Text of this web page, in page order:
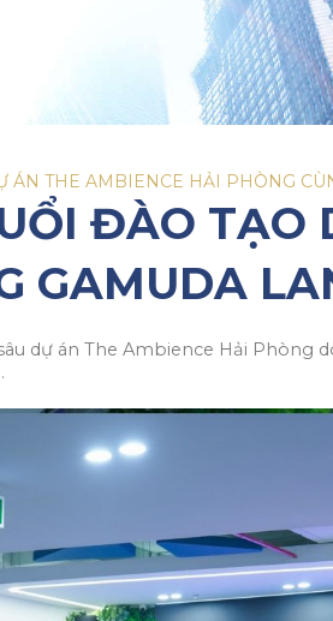
ÁN THE AMBIENCE HẢI PHÒNG
ĐÀO TẠO
GAMUDA
dự án The Ambience Hải Phòng